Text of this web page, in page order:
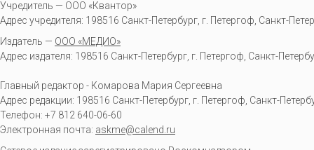
Учредитель — ООО «Квантор»
Адрес учредителя: 198516 Санкт-Петербург, г. Петергоф, Санкт-
Издатель — ООО «МЕДИО»
Адрес издателя: 198516 Санкт-Петербург, г. Петергоф, Санкт-
Главный редактор - Комарова Мария Сергеевна
Адрес редакции: 198516 Санкт-Петербург, г. Петергоф Санкт-
Телефон: +7 812 640-06-60
Электронная почта: askme@calend.ru